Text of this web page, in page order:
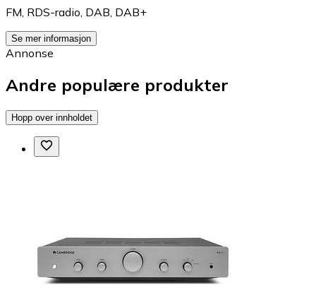
FM RDS-radio DAB DAB+
Se mer informasjon
Annonse
Andre populære produkter
Hopp over innholdet